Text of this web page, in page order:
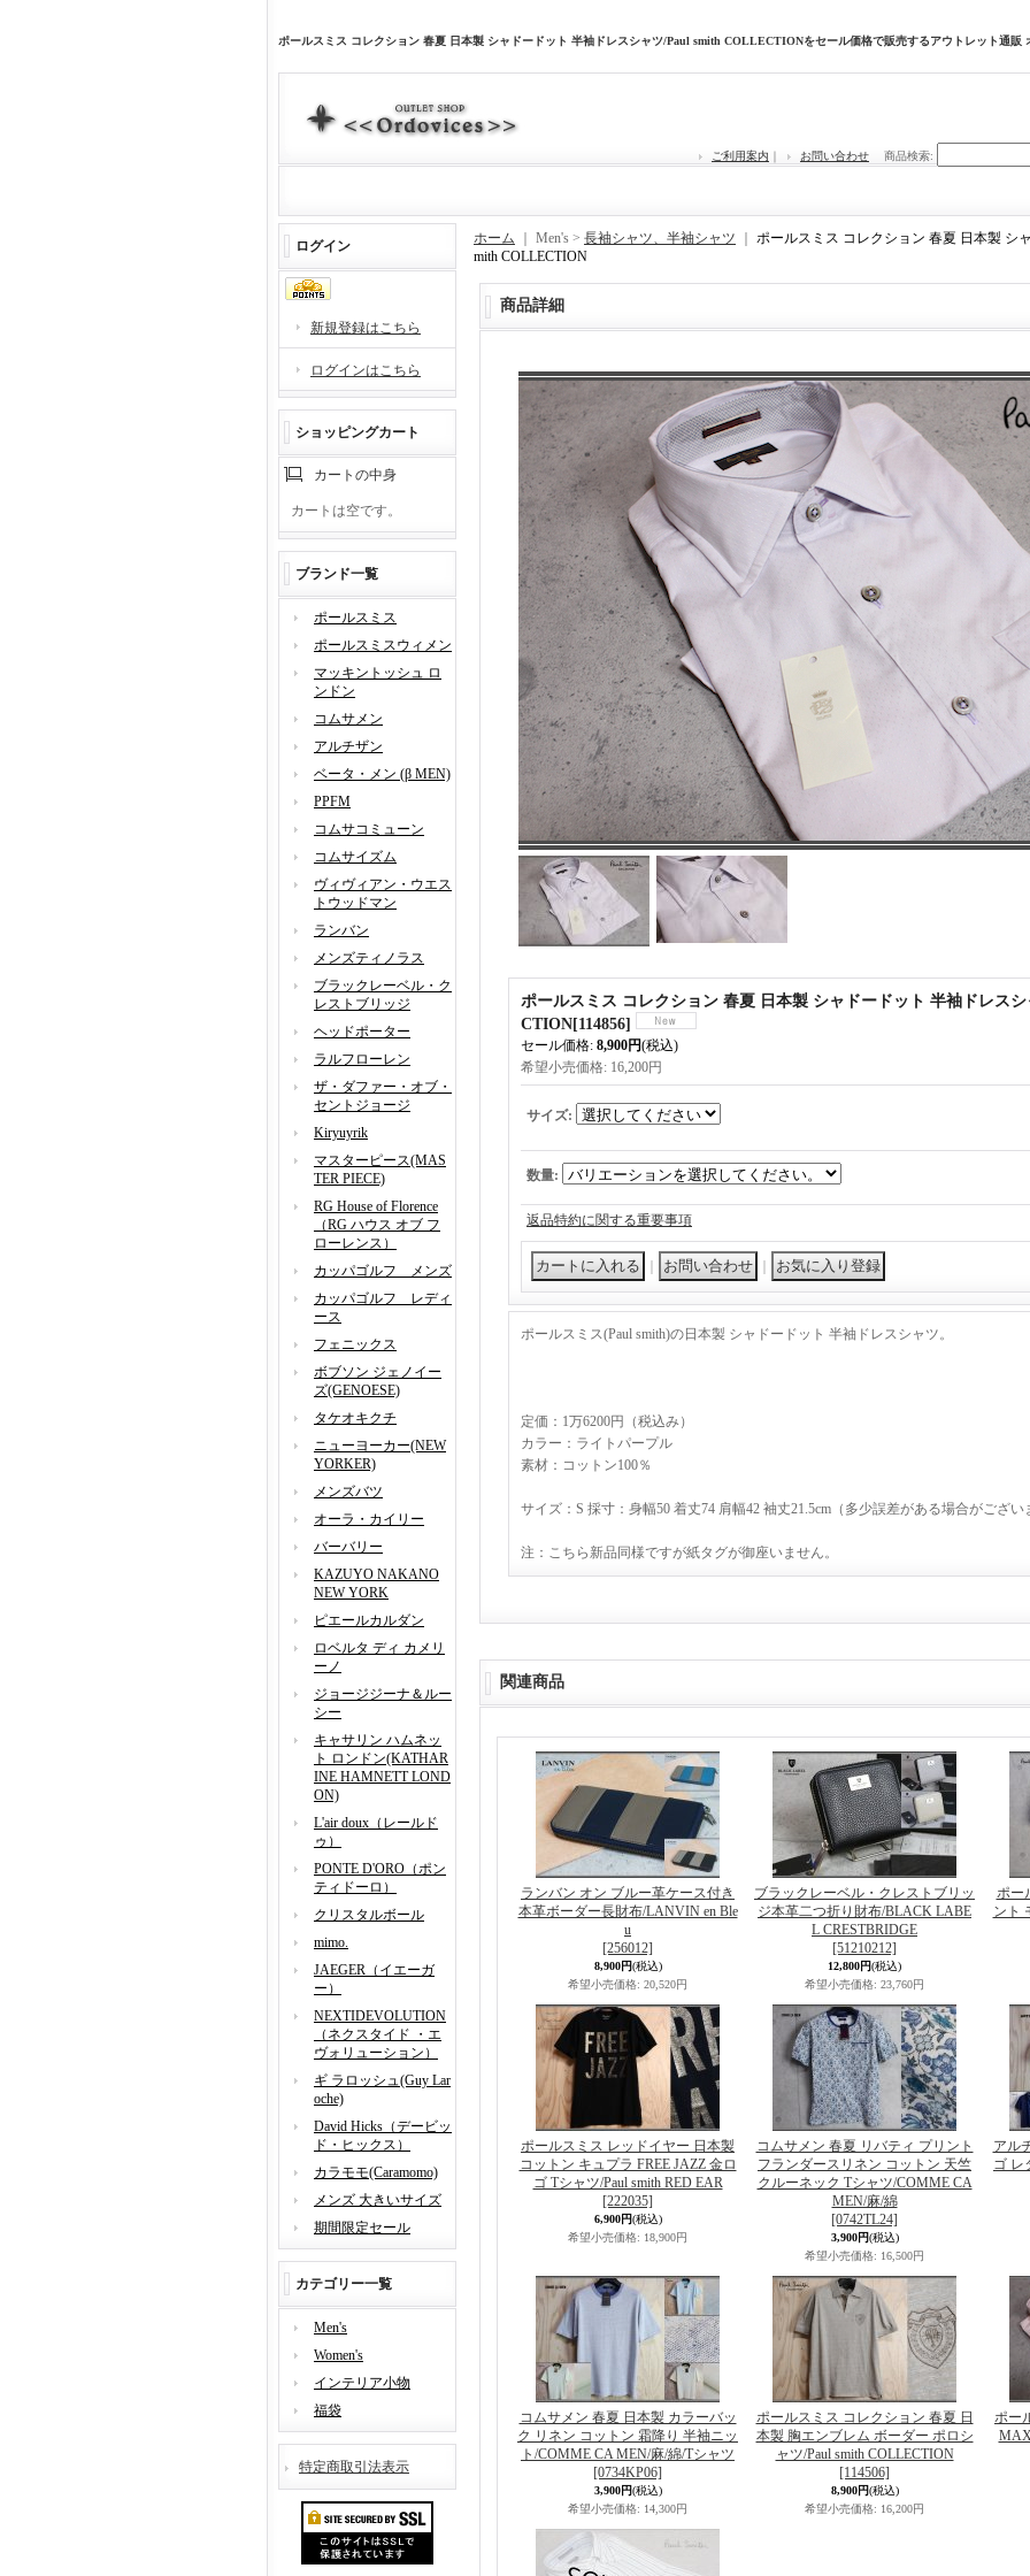
ポールスミス コレクション 春夏 日本製 シャドードット 半袖ドレスシャツ/Paul smith COLLECTIONをセール価格で販売するアウトレット通販
ご利用案内 ｜ お問い合わせ 商品検索:
ログイン
新規登録はこちら
ログインはこちら
ショッピングカート
カートの中身
カートは空です。
ブランド一覧
ポールスミス
ポールスミスウィメン
マッキントッシュ ロ
ンドン
コムサメン
アルチザン
ベータ・メン (β MEN)
PPFM
コムサコミューン
コムサイズム
ヴィヴィアン・ウエス
トウッドマン
ランバン
メンズティノラス
ブラックレーベル・ク
レストブリッジ
ヘッドポーター
ラルフローレン
ザ・ダファー・オブ・
セントジョージ
Kiryuyrik
マスターピース(MAS
TER PIECE)
RG House of Florence
（RG ハウス オブ フ
ローレンス）
カッパゴルフ メンズ
カッパゴルフ レディ
ース
フェニックス
ボブソン ジェノイー
ズ(GENOESE)
タケオキクチ
ニューヨーカー(NEW
YORKER)
メンズバツ
オーラ・カイリー
バーバリー
KAZUYO NAKANO
NEW YORK
ピエールカルダン
ロベルタ ディ カメリ
ーノ
ジョージジーナ＆ルー
シー
キャサリン ハムネッ
ト ロンドン(KATHAR
INE HAMNETT LOND
ON)
L'air doux（レールド
ゥ）
PONTE D'ORO（ポン
ティドーロ）
クリスタルボール
mimo.
JAEGER（イエーガ
ー）
NEXTIDEVOLUTION
（ネクスタイド ・エ
ヴォリューション）
ギ ラロッシュ(Guy Lar
oche)
David Hicks（デービッ
ド・ヒックス）
カラモモ(Caramomo)
メンズ 大きいサイズ
期間限定セール
カテゴリー一覧
Men's
Women's
インテリア小物
福袋
特定商取引法表示
ホーム ｜ Men's > 長袖シャツ、半袖シャツ
ポールスミス コレクション 春夏 日本製 シ
mith COLLECTION
商品詳細
ポールスミス コレクション 春夏 日本製 シャドードット 半袖ドレス
CTION[114856]
セール価格: 8,900円(税込)
希望小売価格: 16,200円
サイズ:
数量:
返品特約に関する重要事項
ポールスミス(Paul smith)の日本製 シャドードット 半袖ドレスシャツ。
定価：1万6200円（税込み）
カラー：ライトパープル
素材：コットン100％
サイズ：S 採寸：身幅50 着丈74 肩幅42 袖丈21.5cm（多少誤差がある場合がござい
注：こちら新品同様ですが紙タグが御座いません。
関連商品
ランバン オン ブルー革ケース付き
本革ボーダー長財布/LANVIN en Ble
u
[256012]
8,900円(税込)
希望小売価格: 20,520円
ブラックレーベル・クレストブリッ
ジ本革二つ折り財布/BLACK LABE
L CRESTBRIDGE
[51210212]
12,800円(税込)
希望小売価格: 23,760円
ポー
ント
ポールスミス レッドイヤー 日本製
コットン キュプラ FREE JAZZ 金ロ
ゴ Tシャツ/Paul smith RED EAR
[222035]
6,900円(税込)
希望小売価格: 18,900円
コムサメン 春夏 リバティ プリント
フランダースリネン コットン 天竺
クルーネック Tシャツ/COMME CA
MEN/麻/綿
[0742TL24]
3,900円(税込)
希望小売価格: 16,500円
アル
ゴ レ
コムサメン 春夏 日本製 カラーバッ
ク リネン コットン 霜降り 半袖ニッ
ト/COMME CA MEN/麻/綿/Tシャツ
[0734KP06]
3,900円(税込)
希望小売価格: 14,300円
ポールスミス コレクション 春夏 日
本製 胸エンブレム ボーダー ポロシ
ャツ/Paul smith COLLECTION
[114506]
8,900円(税込)
希望小売価格: 16,200円
ポー